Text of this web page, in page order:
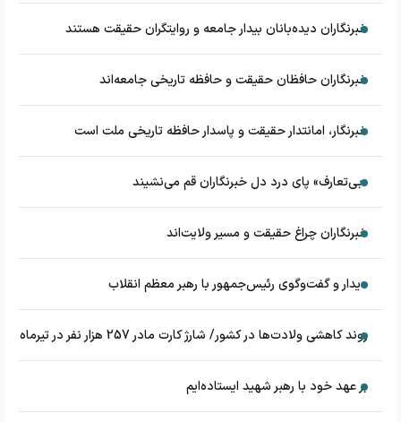
خبرنگاران دیده‌بانان بیدار جامعه و روایتگران حقیقت هستند
خبرنگاران حافظان حقیقت و حافظه تاریخی جامعه‌اند
خبرنگار، امانتدار حقیقت و پاسدار حافظه تاریخی ملت است
«بی‌تعارف» پای درد دل خبرنگاران قم می‌نشیند
خبرنگاران چراغ حقیقت و مسیر ولایت‌اند
دیدار و گفت‌وگوی رئیس‌جمهور با رهبر معظم انقلاب
روند کاهشی ولادت‌ها در کشور/ شارژ کارت مادر 257 هزار نفر در تیرماه
بر عهد خود با رهبر شهید ایستاده‌ایم